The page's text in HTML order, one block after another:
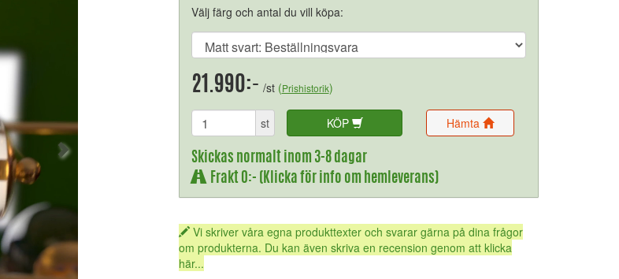
Välj färg och antal du vill köpa:
21.990:- /st (Prishistorik)
st KÖP Hämta
Skickas normalt inom 3-8 dagar
Frakt 0:- (Klicka för info om hemleverans)
Vi skriver våra egna produkttexter och svarar gärna på dina frågor
om produkterna. Du kan även skriva en recension genom att klicka
här...